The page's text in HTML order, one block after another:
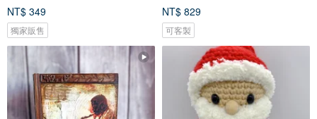
NT$ 349
獨家販售
NT$ 829
可客製